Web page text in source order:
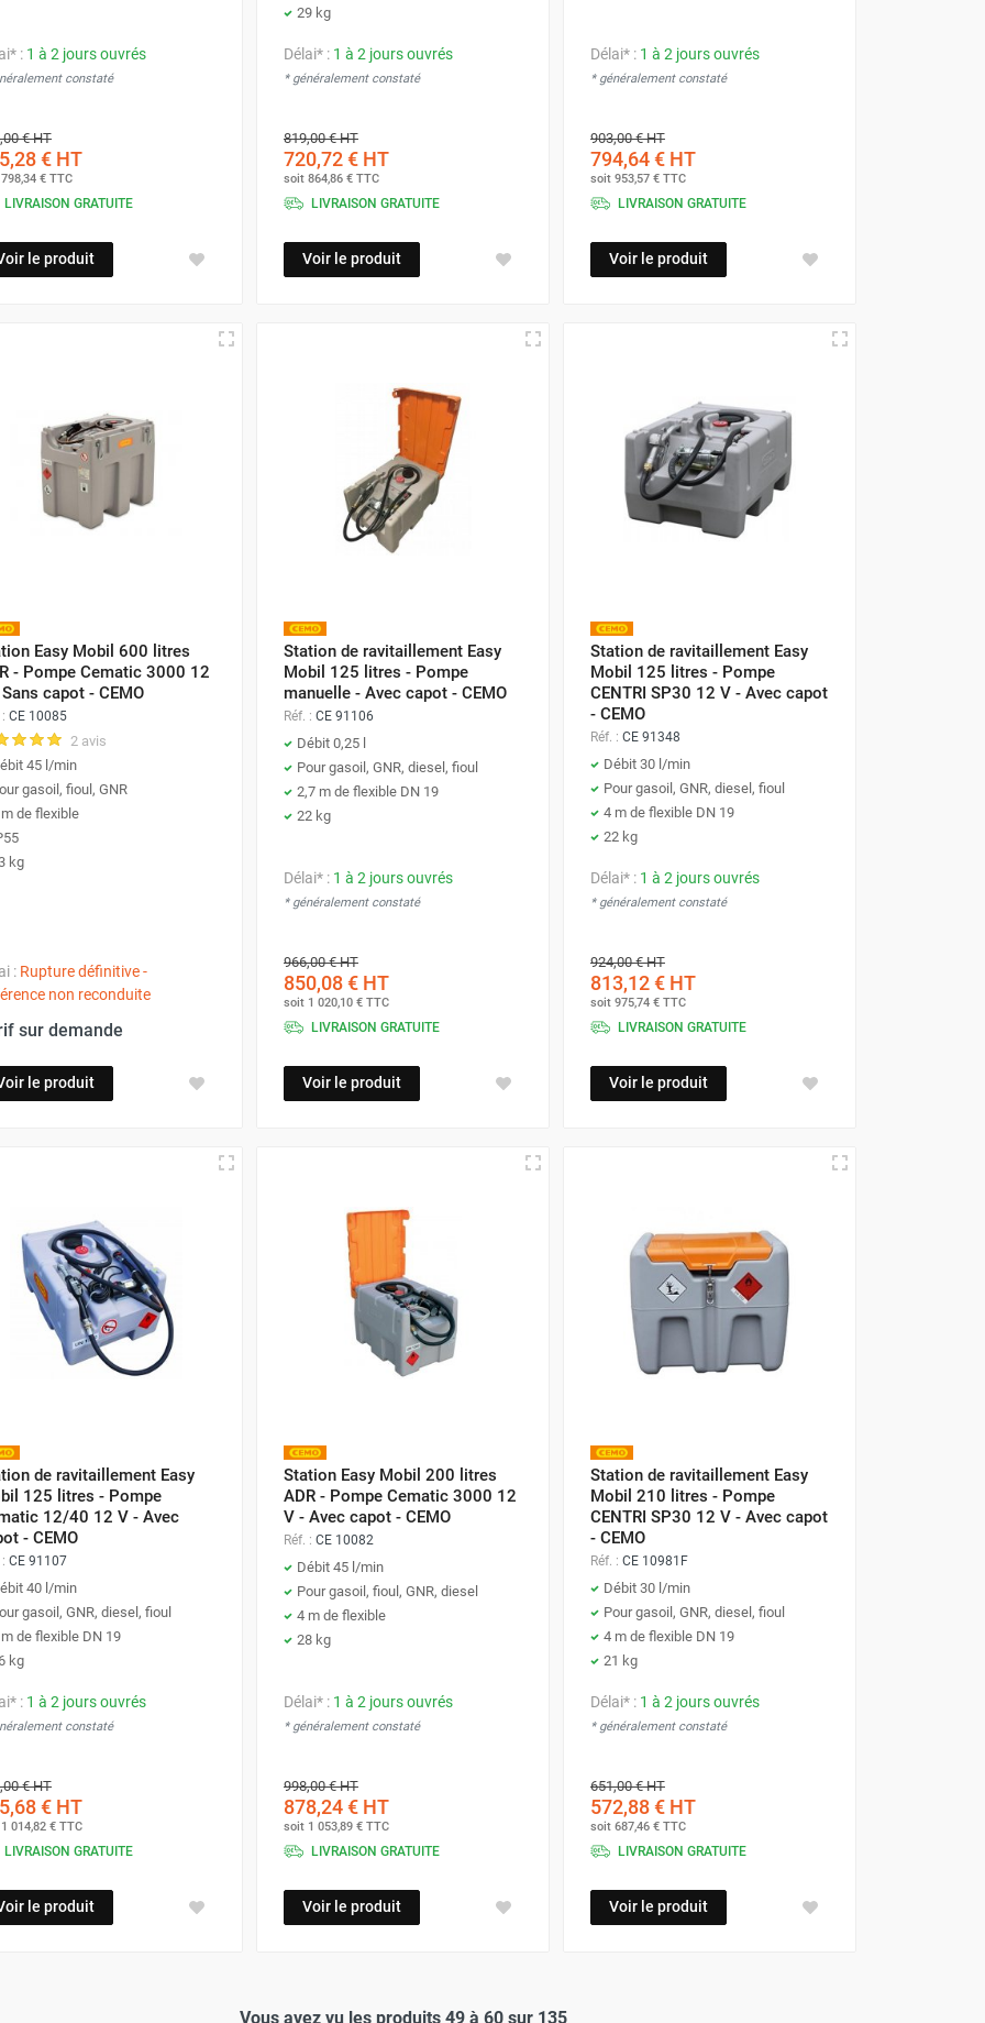
: 1 à 2 jours ouvrés
constaté
€HT
€ HT
798,34 € TTC
LIVRAISON GRATUITE
le produit
29 kg
Délai* : 1 à 2 jours ouvrés
* généralement constaté
819,00 €HT
720,72 €HT
soit 864,86 €TTC
LIVRAISON GRATUITE
Voir le produit
Délai* : 1 à 2 jours ouvrés
* généralement constaté
903,00 €HT
794,64 €HT
soit 953,57 €TTC
LIVRAISON GRATUITE
Voir le produit
Easy Mobil 600 litres
- Pompe Cematic 3000 12
capot - CEMO
CE 10085
2 avis
45 l/min
gasoil, fioul, GNR
de flexible
kg
: Rupture définitive -
non reconduite
sur demande
le produit
Station de ravitaillement Easy
Mobil 125 litres - Pompe
manuelle - Avec capot - CEMO
Réf. : CE 91106
Débit 0,25 l
Pour gasoil, GNR, diesel, fioul
2,7 m de flexible DN 19
22 kg
Délai* : 1 à 2 jours ouvrés
* généralement constaté
966,00 €HT
850,08 €HT
soit 1 020,10 €TTC
LIVRAISON GRATUITE
Voir le produit
Station de ravitaillement Easy
Mobil 125 litres - Pompe
CENTRI SP30 12 V - Avec capot
- CEMO
Réf. : CE 91348
Débit 30 l/min
Pour gasoil, GNR, diesel, fioul
4 m de flexible DN 19
22 kg
Délai* : 1 à 2 jours ouvrés
* généralement constaté
924,00 €HT
813,12 €HT
soit 975,74 €TTC
LIVRAISON GRATUITE
Voir le produit
de ravitaillement Easy
125 litres - Pompe
12/40 12 V - Avec
- CEMO
CE 91107
40 l/min
gasoil, GNR, diesel, fioul
de flexible DN 19
kg
: 1 à 2 jours ouvrés
constaté
€HT
€ HT
1 014,82 € TTC
LIVRAISON GRATUITE
le produit
Station Easy Mobil 200 litres
ADR - Pompe Cematic 3000 12
V - Avec capot - CEMO
Réf. : CE 10082
Débit 45 l/min
Pour gasoil, fioul, GNR, diesel
4 m de flexible
28 kg
Délai* : 1 à 2 jours ouvrés
* généralement constaté
998,00 €HT
878,24 €HT
soit 1 053,89 €TTC
LIVRAISON GRATUITE
Voir le produit
Station de ravitaillement Easy
Mobil 210 litres - Pompe
CENTRI SP30 12 V - Avec capot
- CEMO
Réf. : CE 10981F
Débit 30 l/min
Pour gasoil, GNR, diesel, fioul
4 m de flexible DN 19
21 kg
Délai* : 1 à 2 jours ouvrés
* généralement constaté
651,00 €HT
572,88 €HT
soit 687,46 €TTC
LIVRAISON GRATUITE
Voir le produit
Vous avez vu les produits 49 à 60 sur 135